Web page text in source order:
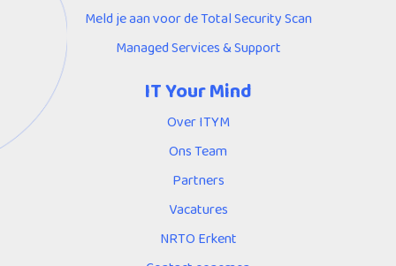
Meld je aan voor de Total Security Scan
Managed Services & Support
IT Your Mind
Over ITYM
Ons Team
Partners
Vacatures
NRTO Erkent